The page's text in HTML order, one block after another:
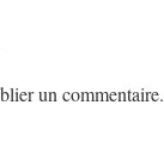
un commentaire.